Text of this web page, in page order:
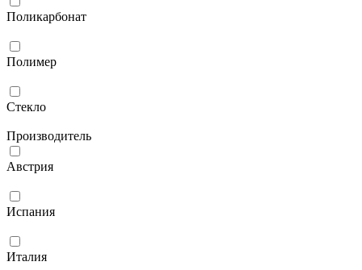
Поликарбонат
Полимер
Стекло
Производитель
Австрия
Испания
Италия